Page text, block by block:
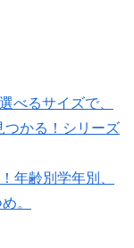
べるサイズで、
つかる！シリーズ
年齢別学年別、
。